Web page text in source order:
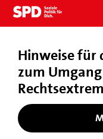
Hinweise für
zum